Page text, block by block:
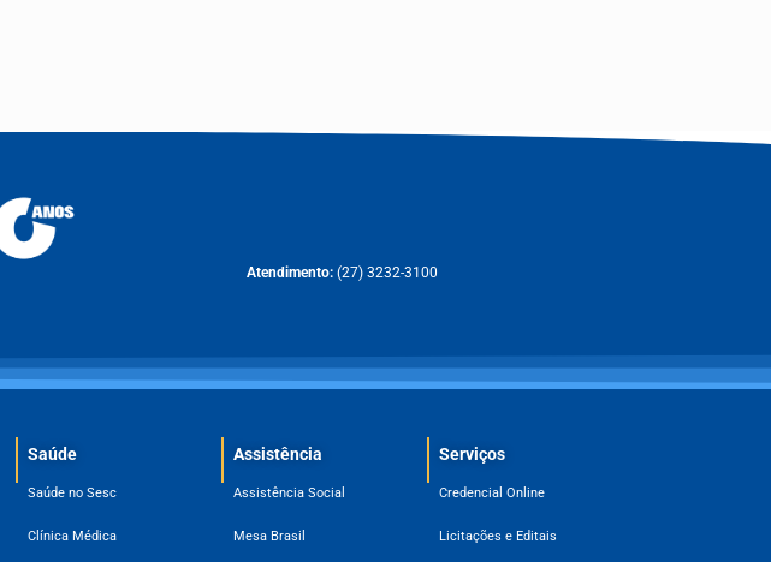
Atendimento: (27) 3232-3100
Saúde
Saúde no Sesc
Clínica Médica
Assistência
Assistência Social
Mesa Brasil
Serviços
Credencial Online
Licitações e Editais